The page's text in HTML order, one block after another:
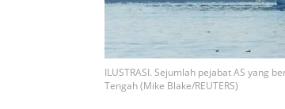
ILUSTRASI. Sejumlah pejabat AS yang
Tengah (Mike Blake/REUTERS)